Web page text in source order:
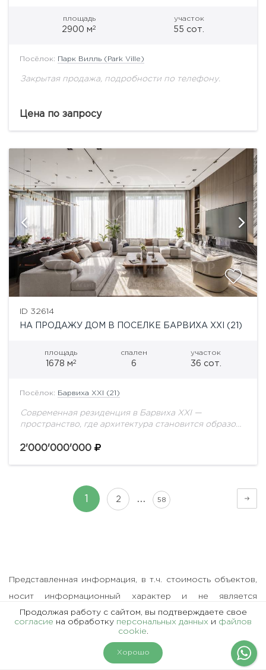
На карте
площадь
2900 м2
участок
55 сот.
Посёлок: Парк Вилль (Park Ville)
Закрытая продажа, подробности по телефону.
Цена по запросу
ID 32614
НА ПРОДАЖУ ДОМ В ПОСЕЛКЕ БАРВИХА XXI (21)
площадь
1678 м2
спален
6
участок
36 сот.
Посёлок: Барвиха XXI (21)
Современная резиденция в Барвиха XXI —
пространство, где архитектура становится образом
поселков Рублёво-Успенского шоссе представлена
2'000'000'000
2 … 58
Представленная информация, в т.ч. стоимость объектов,
носит информационный характер и не является
публичной офертой.
Продолжая работу с сайтом, вы подтверждаете свое
согласие на обработку персональных данных и файлов
cookie.
Хорошо